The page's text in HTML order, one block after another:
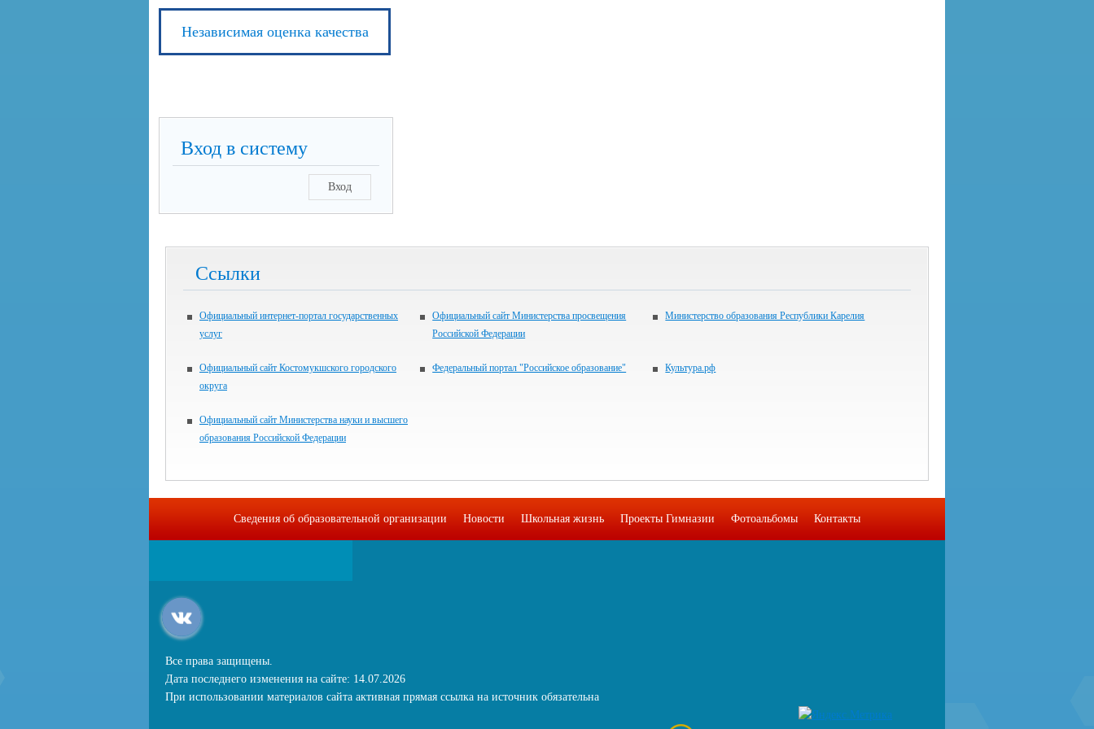
Независимая оценка качества
Вход в систему
Вход
Ссылки
Официальный интернет-портал государственных
услуг
Официальный сайт Министерства просвещения
Российской Федерации
Министерство образования Республики Карелия
Официальный сайт Костомукшского городского
округа
Федеральный портал "Российское образование" Культура.рф
Официальный сайт Министерства науки и высшего
образования Российской Федерации
Сведения об образовательной организации Новости Школьная жизнь Проекты Гимназии Фотоальбомы Контакты
Все права защищены.
Дата последнего изменения на сайте: 14.07.2026
При использовании материалов сайта активная прямая ссылка на источник обязательна